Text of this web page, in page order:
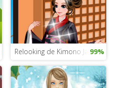
Relooking de Kimono Japonais
99%